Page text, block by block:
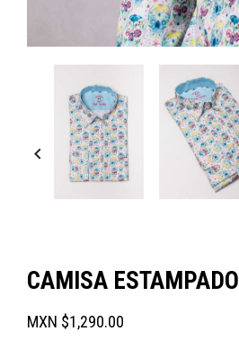

CAMISA
MXN $1,290.00